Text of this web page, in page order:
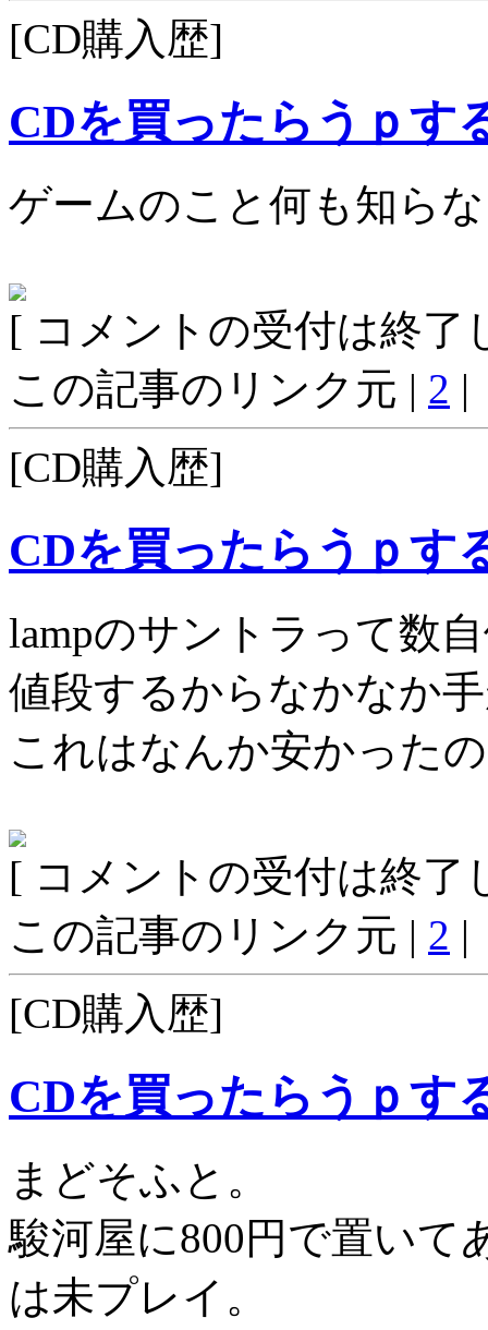
[CD購入歴]
CDを買ったらうｐす
ゲームのこと何も知ら
[ コメントの受付は終了
この記事のリンク元 | 2 |
[CD購入歴]
CDを買ったらうｐす
lampのサントラって数
値段するからなかなか
これはなんか安かった
[ コメントの受付は終了
この記事のリンク元 | 2 |
[CD購入歴]
CDを買ったらうｐす
まどそふと。
駿河屋に800円で置いて
は未プレイ。